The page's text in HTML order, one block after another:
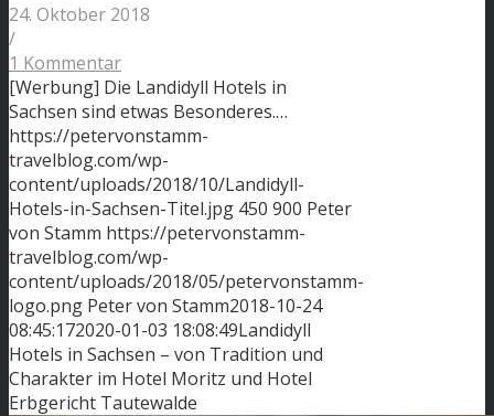
24. Oktober 2018
/
1 Kommentar
[Werbung] Die Landidyll Hotels in
Sachsen sind etwas Besonderes.…
https://petervonstamm-
travelblog.com/wp-
content/uploads/2018/10/Landidyll-
Hotels-in-Sachsen-Titel.jpg 450 900 Peter
von Stamm https://petervonstamm-
travelblog.com/wp-
content/uploads/2018/05/petervonstamm-
logo.png Peter von Stamm2018-10-24
08:45:172020-01-03 18:08:49Landidyll
Hotels in Sachsen – von Tradition und
Charakter im Hotel Moritz und Hotel
Erbgericht Tautewalde